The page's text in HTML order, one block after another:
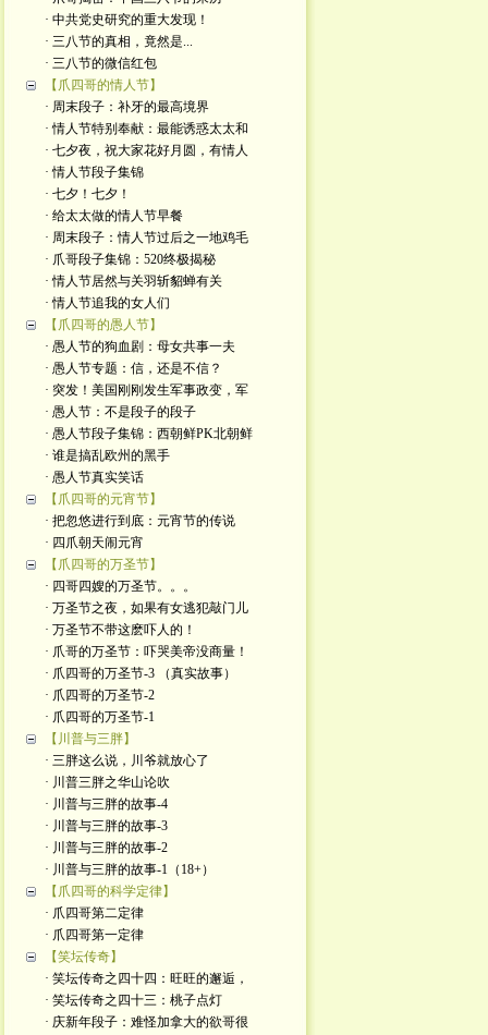
· 中共党史研究的重大发现！
· 三八节的真相，竟然是...
· 三八节的微信红包
【爪四哥的情人节】
· 周末段子：补牙的最高境界
· 情人节特别奉献：最能诱惑太太和
· 七夕夜，祝大家花好月圆，有情人
· 情人节段子集锦
· 七夕！七夕！
· 给太太做的情人节早餐
· 周末段子：情人节过后之一地鸡毛
· 爪哥段子集锦：520终极揭秘
· 情人节居然与关羽斩貂蝉有关
· 情人节追我的女人们
【爪四哥的愚人节】
· 愚人节的狗血剧：母女共事一夫
· 愚人节专题：信，还是不信？
· 突发！美国刚刚发生军事政变，军
· 愚人节：不是段子的段子
· 愚人节段子集锦：西朝鲜PK北朝鲜
· 谁是搞乱欧州的黑手
· 愚人节真实笑话
【爪四哥的元宵节】
· 把忽悠进行到底：元宵节的传说
· 四爪朝天闹元宵
【爪四哥的万圣节】
· 四哥四嫂的万圣节。。。
· 万圣节之夜，如果有女逃犯敲门儿
· 万圣节不带这麽吓人的！
· 爪哥的万圣节：吓哭美帝没商量！
· 爪四哥的万圣节-3 （真实故事）
· 爪四哥的万圣节-2
· 爪四哥的万圣节-1
【川普与三胖】
· 三胖这么说，川爷就放心了
· 川普三胖之华山论吹
· 川普与三胖的故事-4
· 川普与三胖的故事-3
· 川普与三胖的故事-2
· 川普与三胖的故事-1（18+）
【爪四哥的科学定律】
· 爪四哥第二定律
· 爪四哥第一定律
【笑坛传奇】
· 笑坛传奇之四十四：旺旺的邂逅，
· 笑坛传奇之四十三：桃子点灯
· 庆新年段子：难怪加拿大的欲哥很